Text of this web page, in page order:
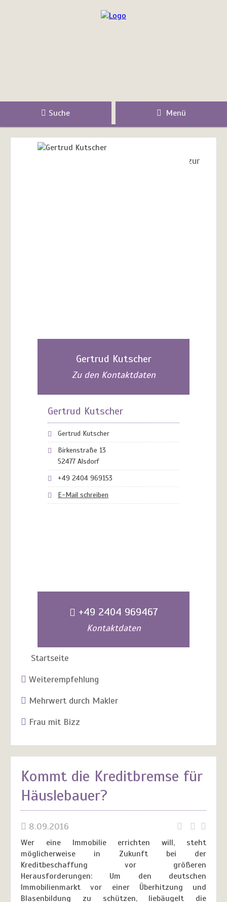
Suche Menü
Gertrud Kutscher
Zu den Kontaktdaten
Gertrud Kutscher
Gertrud Kutscher
Birkenstraße 13
52477 Alsdorf
+49 2404 969153
E-Mail schreiben
+49 2404 969467
Kontaktdaten
zur
Startseite
Weiterempfehlung
Mehrwert durch Makler
Frau mit Bizz
Kommt die Kreditbremse für
Häuslebauer?
8.09.2016
Wer eine Immobilie errichten will, steht
möglicherweise in Zukunft bei der
Kreditbeschaffung vor größeren
Herausforderungen: Um den deutschen
Immobilienmarkt vor einer Überhitzung und
Blasenbildung zu schützen, liebäugelt die